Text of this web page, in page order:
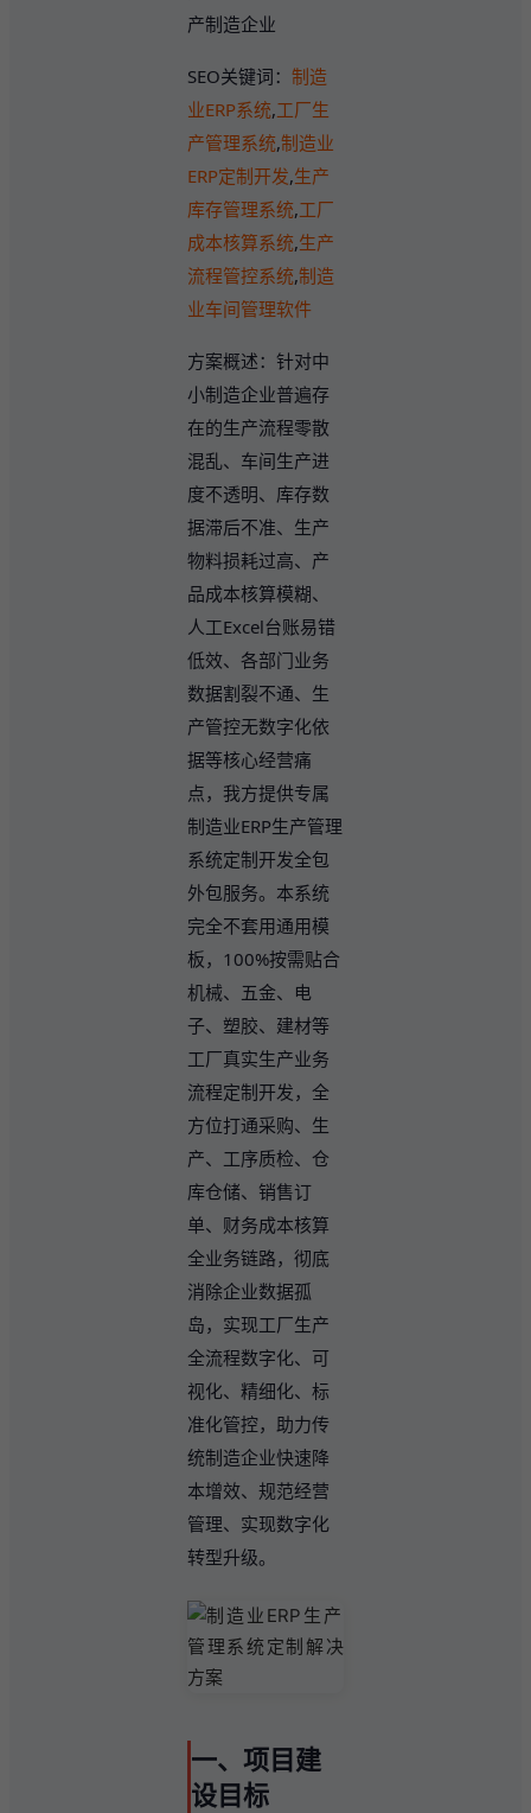
产制造企业
SEO关键词： 制造
业ERP系统,工厂生
产管理系统,制造业
ERP定制开发,生产
库存管理系统,工厂
成本核算系统,生产
流程管控系统,制造
业车间管理软件
方案概述：针对中
小制造企业普遍存
在的生产流程零散
混乱、车间生产进
度不透明、库存数
据滞后不准、生产
物料损耗过高、产
品成本核算模糊、
人工Excel台账易错
低效、各部门业务
数据割裂不通、生
产管控无数字化依
据等核心经营痛
点，我方提供专属
制造业ERP生产管理
系统定制开发全包
外包服务。本系统
完全不套用通用模
板，100%按需贴合
机械、五金、电
子、塑胶、建材等
工厂真实生产业务
流程定制开发，全
方位打通采购、生
产、工序质检、仓
库仓储、销售订
单、财务成本核算
全业务链路，彻底
消除企业数据孤
岛，实现工厂生产
全流程数字化、可
视化、精细化、标
准化管控，助力传
统制造企业快速降
本增效、规范经营
管理、实现数字化
转型升级。
一、项目建
设目标